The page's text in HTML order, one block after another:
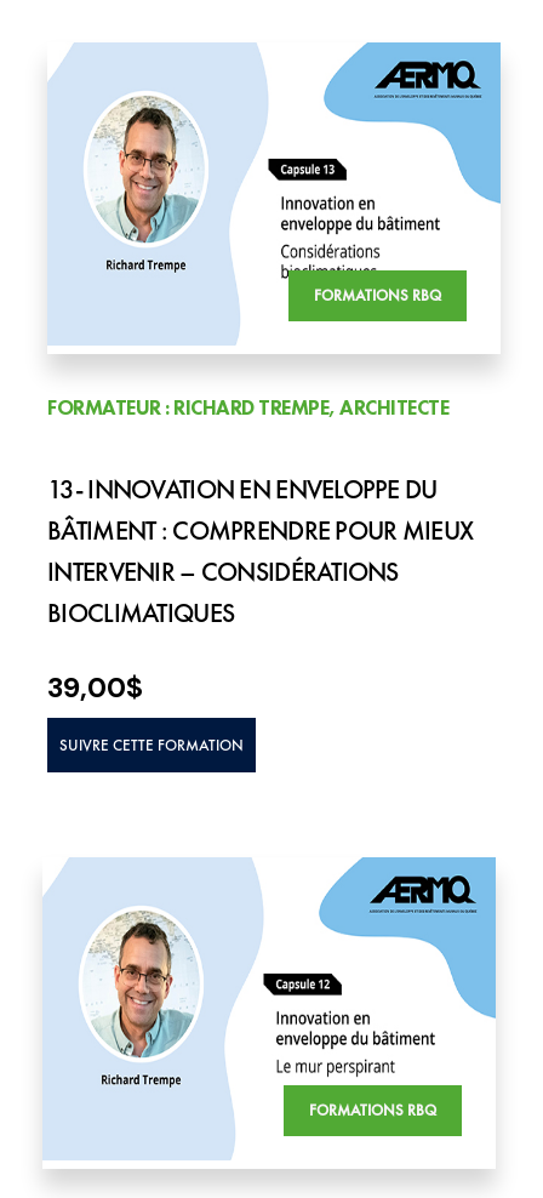
FORMATIONS RBQ
FORMATEUR : RICHARD TREMPE, ARCHITECTE
13- INNOVATION EN ENVELOPPE DU
BÂTIMENT : COMPRENDRE POUR MIEUX
INTERVENIR – CONSIDÉRATIONS
BIOCLIMATIQUES
39,00$
SUIVRE CETTE FORMATION
FORMATIONS RBQ